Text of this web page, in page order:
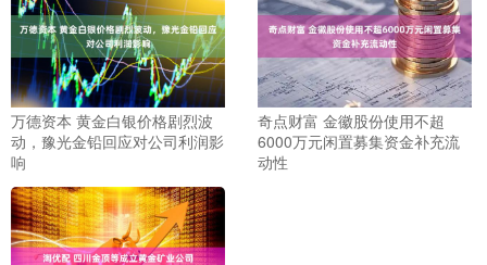
万德资本 黄金白银价格剧烈波
动，豫光金铅回应对公司利润影
响
奇点财富 金徽股份使用不超
6000万元闲置募集资金补充流
动性